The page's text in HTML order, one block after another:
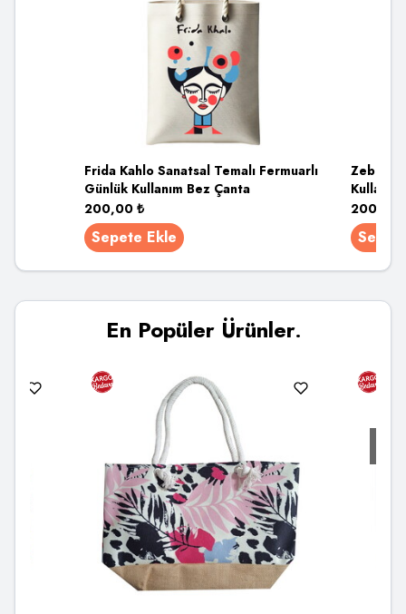
Frida Kahlo Sanatsal Temalı Fermuarlı
Günlük Kullanım Bez Çanta
200,00 ₺
Sepete Ekle
Zebra
200,00
En Popüler Ürünler.